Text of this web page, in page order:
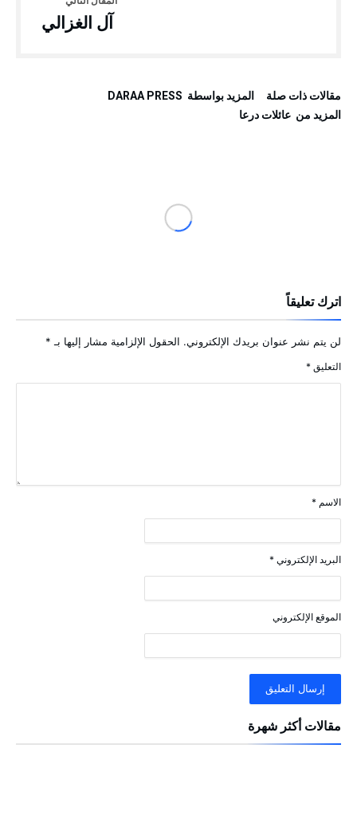
آل الغزالي
‫مقالات ذات صلة‬
‫‫المزيد بواسطة‬ ‬ DARAA PRESS
‫المزيد من ‬ عائلات درعا
اترك تعليقاً
لن يتم نشر عنوان بريدك الإلكتروني. الحقول الإلزامية مشار إليها بـ *
التعليق *
الاسم *
البريد الإلكتروني *
الموقع الإلكتروني
مقالات أكثر شهرة